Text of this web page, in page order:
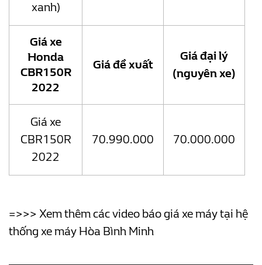
xanh)
Giá xe
Honda
CBR150R
2022
Giá đề xuất
Giá đại lý
(nguyên xe)
Giá xe
CBR150R
2022
70.990.000 70.000.000
=>>> Xem thêm các video báo giá xe máy tại hệ
thống xe máy Hòa Bình Minh